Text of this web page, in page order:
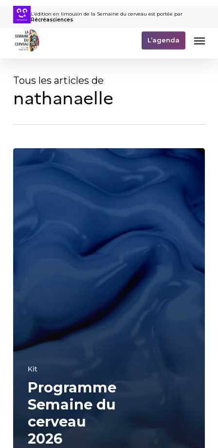
Passer
contenu
principal
L’édition en limousin de la Semaine du cerveau est portée par
Récréasciences
L’agenda
Tous les articles de
nathanaelle
Programme
Semaine
Kit
Programme
Semaine du
cerveau
2026